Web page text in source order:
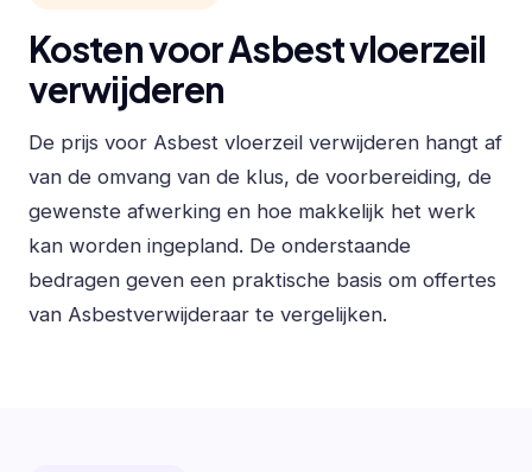
Kosten voor Asbest vloerzeil
verwijderen
De prijs voor Asbest vloerzeil verwijderen hangt af
van de omvang van de klus, de voorbereiding, de
gewenste afwerking en hoe makkelijk het werk
kan worden ingepland. De onderstaande
bedragen geven een praktische basis om offertes
van Asbestverwijderaar te vergelijken.